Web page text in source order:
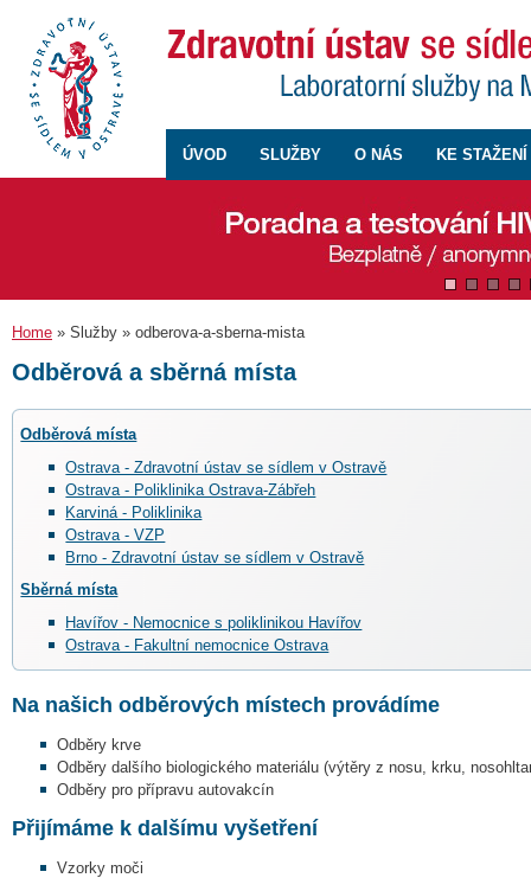
ÚVOD SLUŽBY O NÁS KE STAŽENÍ
Home » Služby » odberova-a-sberna-mista
Odběrová a sběrná místa
Odběrová místa
Ostrava - Zdravotní ústav se sídlem v Ostravě
Ostrava - Poliklinika Ostrava-Zábřeh
Karviná - Poliklinika
Ostrava - VZP
Brno - Zdravotní ústav se sídlem v Ostravě
Sběrná místa
Havířov - Nemocnice s poliklinikou Havířov
Ostrava - Fakultní nemocnice Ostrava
Na našich odběrových místech provádíme
Odběry krve
Odběry dalšího biologického materiálu (výtěry z nosu, krku,
Odběry pro přípravu autovakcín
Přijímáme k dalšímu vyšetření
Vzorky moči